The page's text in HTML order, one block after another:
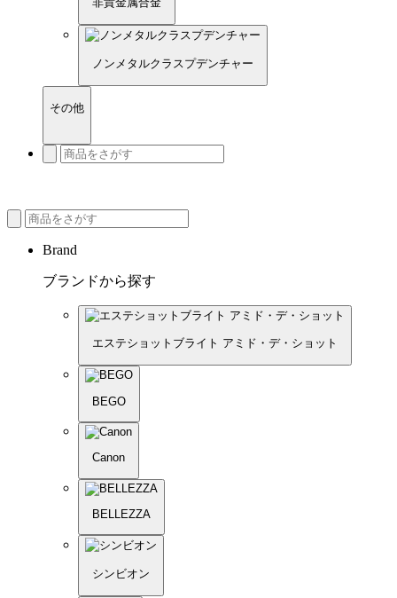
ノンメタルクラスプデンチャー
その他
Brand
ブランドから探す
エステショットブライト アミド・デ・ショット
BEGO
Canon
BELLEZZA
シンビオン